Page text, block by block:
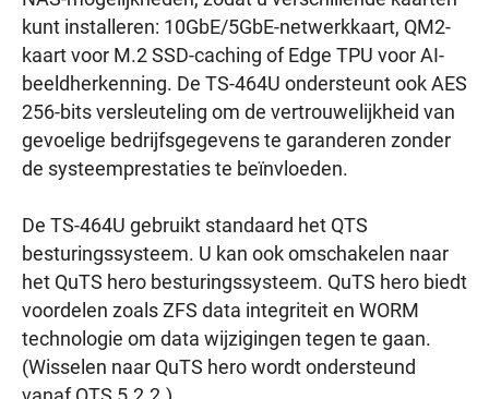
kunt installeren: 10GbE/5GbE-netwerkkaart, QM2-
kaart voor M.2 SSD-caching of Edge TPU voor AI-
beeldherkenning. De TS-464U ondersteunt ook AES
256-bits versleuteling om de vertrouwelijkheid van
gevoelige bedrijfsgegevens te garanderen zonder
de systeemprestaties te beïnvloeden.
De TS-464U gebruikt standaard het QTS
besturingssysteem. U kan ook omschakelen naar
het QuTS hero besturingssysteem. QuTS hero biedt
voordelen zoals ZFS data integriteit en WORM
technologie om data wijzigingen tegen te gaan.
(Wisselen naar QuTS hero wordt ondersteund